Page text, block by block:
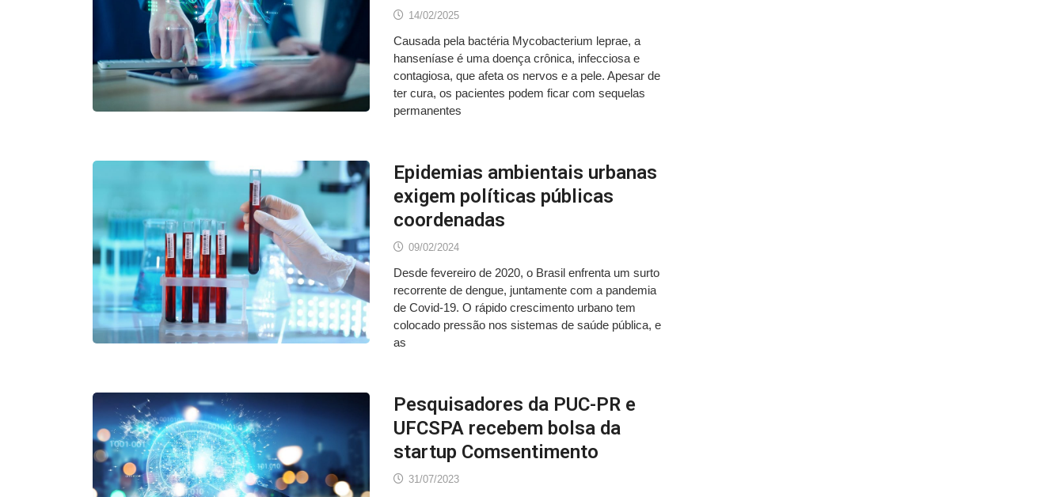
14/02/2025
Causada pela bactéria Mycobacterium leprae, a
hanseníase é uma doença crônica, infecciosa e
contagiosa, que afeta os nervos e a pele. Apesar de
ter cura, os pacientes podem ficar com sequelas
permanentes
Epidemias ambientais urbanas
exigem políticas públicas
coordenadas
09/02/2024
Desde fevereiro de 2020, o Brasil enfrenta um surto
recorrente de dengue, juntamente com a pandemia
de Covid-19. O rápido crescimento urbano tem
colocado pressão nos sistemas de saúde pública, e
as
Pesquisadores da PUC-PR e
UFCSPA recebem bolsa da
startup Comsentimento
31/07/2023